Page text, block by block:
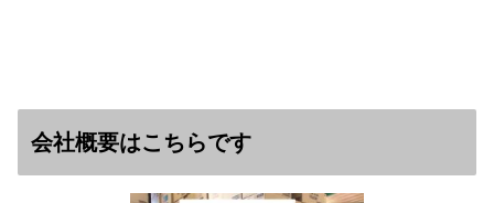
会社概要はこちらです